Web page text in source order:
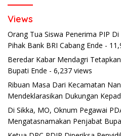
Views
Orang Tua Siswa Penerima PIP
Pihak Bank BRI Cabang Ende -
Beredar Kabar Mendagri
Bupati Ende - 6,237 views
Ribuan Masa Dari Kecamatan
Mendeklarasikan Dukungan
Di Sikka, MO, Oknum Pegawai
Mengatasnamakan Penjabat